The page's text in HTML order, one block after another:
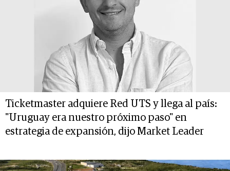
Ticketmaster adquiere Red UTS y llega al país:
"Uruguay era nuestro próximo paso" en
estrategia de expansión, dijo Market Leader